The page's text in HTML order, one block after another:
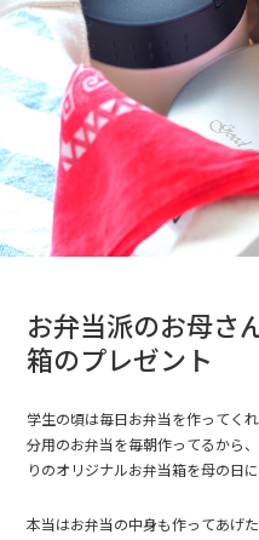
お弁当派のお母さ
箱のプレゼント
学生の頃は毎日お弁当を作ってく
分用のお弁当を毎朝作ってるから
りのオリジナルお弁当箱を母の日
本当はお弁当の中身も作ってあげ